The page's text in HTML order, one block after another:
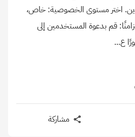
اختر مستوى الخصوصية: خاص،
قم بدعوة المستخدمين إلى
ع...
مشاركة